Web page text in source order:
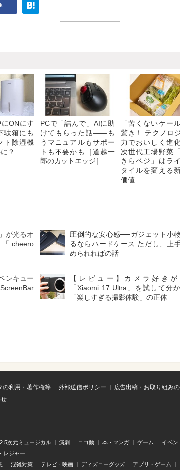
ONにす
駄箱にも
ト除湿機
？
PCで「詰んで」AIに助
けてもらった話――も
うマニュアルもサポー
トも不要かも［道越一
郎のカットエッジ］
「苦くないケー
驚き！ テクノロ
力でおいしく進
次世代工場野菜
きらベジ」はラ
タイルを変える
価値
が光るオ
cheero
圧倒的な安心感──ガジェット小
るならハードケース ただし、上
められればの話
ンキュー
【レビュー】カメラ好きが
「Xiaomi 17 Ultra」を試して分
「楽しすぎる撮影体験」の正体
の利用・著作権等 外部送信ポリシー
広告出稿・お取り組み
2.5次元ミュージカル 演劇 ニコ動 本・マンガ ゲーム イベン
レジャー
混雑対策 テレビ・映画 ディズニーグッズ アプリ・ゲーム